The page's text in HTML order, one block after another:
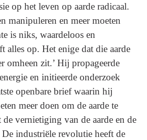
op het leven op aarde radicaal.
manipuleren en meer moeten
is niks, waardeloos en
alles op. Het enige dat die aarde
omheen zit.’ Hij propageerde
en initieerde onderzoek
openbare brief waarin hij
meer doen om de aarde te
de vernietiging van de aarde en de
industriële revolutie heeft de